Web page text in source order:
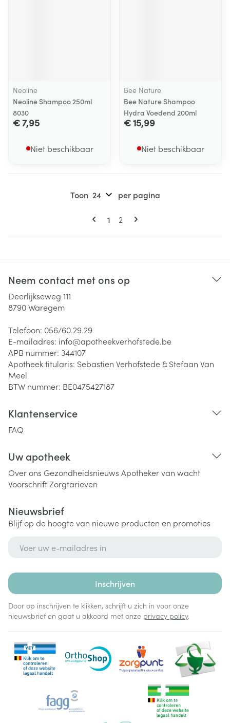
Neoline
Neoline Shampoo 250ml
8030
€ 7,95
Niet beschikbaar
Bee Nature
Bee Nature Shampoo
Hydra Voedend 200ml
€ 15,99
Niet beschikbaar
Pagina's
U lees momenteel pagina
1 Pagina
2
Toon per pagina
Neem contact met ons op
Deerlijkseweg 111
8790Waregem
Telefoon: 056/60.29.29
E-mailadres: info@apotheekverhofstede.be
APB nummer: 344107
Apotheek titularis: Sebastien Verhofstede & Stefaan Van
Meel
BTW nummer: BE0475427187
Klantenservice
FAQ
Uw apotheek
Over ons Gezondheidsnieuws Apotheker van wacht
VoorschriftZorgtarieven
Nieuwsbrief
Blijf op de hoogte van nieuwe producten en promoties
Inschrijven
Door op inschrijven te klikken, schrijft u zich in voor onze
nieuwsbrief en gaat u akkoord met onze privacy policy.